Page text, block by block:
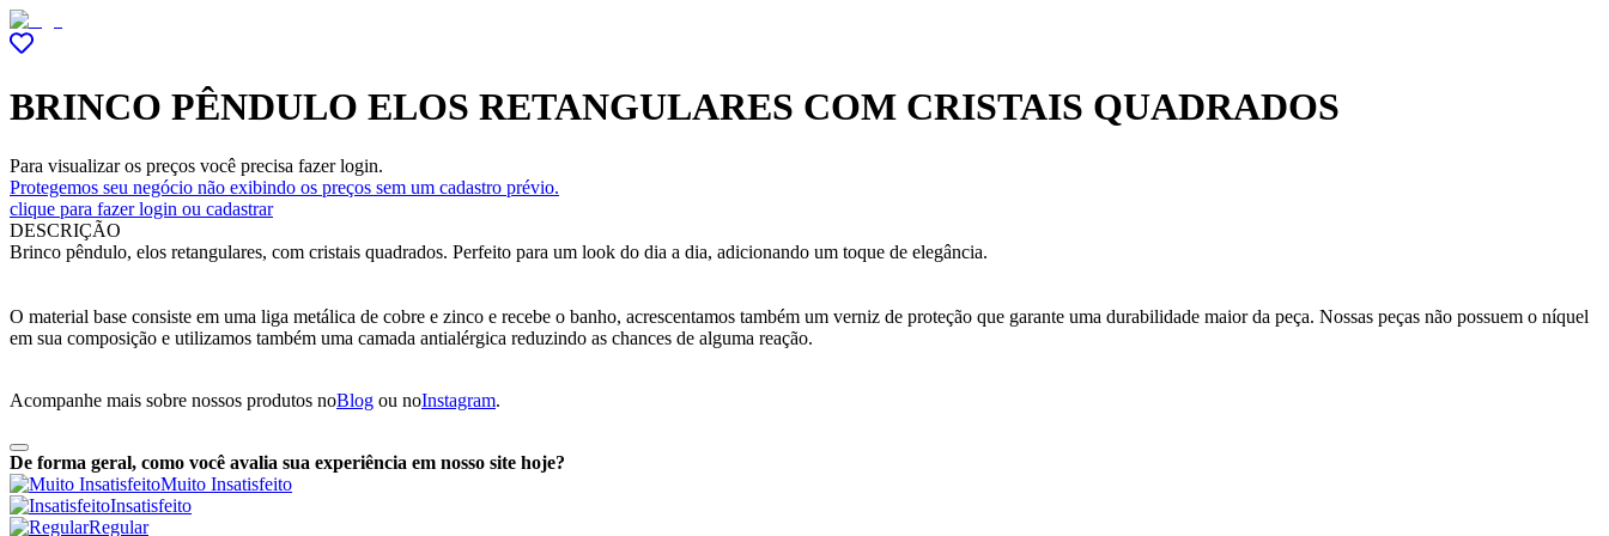
BRINCO PÊNDULO ELOS RETANGULARES COM CRISTAIS QUADRADOS
Para visualizar os preços você precisa fazer login.
Protegemos seu negócio não exibindo os preços sem um cadastro prévio.
clique para fazer login ou cadastrar
DESCRIÇÃO
Brinco pêndulo, elos retangulares, com cristais quadrados. Perfeito para um look do dia a dia, adicionando um toque de elegância.
O material base consiste em uma liga metálica de cobre e zinco e recebe o banho, acrescentamos também um verniz de proteção que garante uma durabilidade maior da peça. Nossas peças não possuem o níquel
em sua composição e utilizamos também uma camada antialérgica reduzindo as chances de alguma reação.
Acompanhe mais sobre nossos produtos noBlog ou noInstagram.
De forma geral, como você avalia sua experiência em nosso site hoje?
Muito Insatisfeito
Insatisfeito
Regular